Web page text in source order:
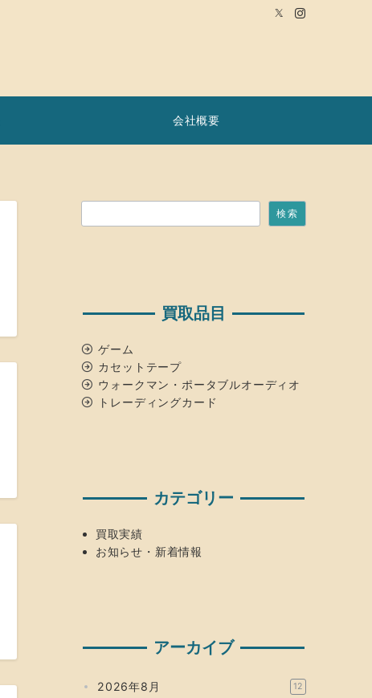
会社概要
検索
買取品目
ゲーム
カセットテープ
ウォークマン・ポータブルオーディオ
トレーディングカード
カテゴリー
買取実績
お知らせ・新着情報
アーカイブ
2026年8月 12